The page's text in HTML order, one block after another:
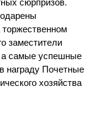
заместители
а самые успешные
награду Почетные
хозяйства